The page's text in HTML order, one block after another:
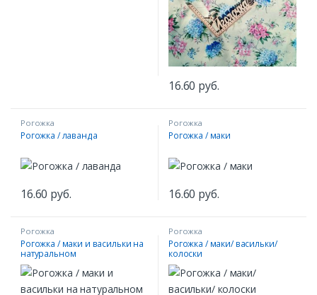
16.60 руб.
Рогожка
Рогожка / лаванда
16.60 руб.
Рогожка
Рогожка / маки
16.60 руб.
Рогожка
Рогожка / маки и васильки на
натуральном
Рогожка
Рогожка / маки/ васильки/
колоски